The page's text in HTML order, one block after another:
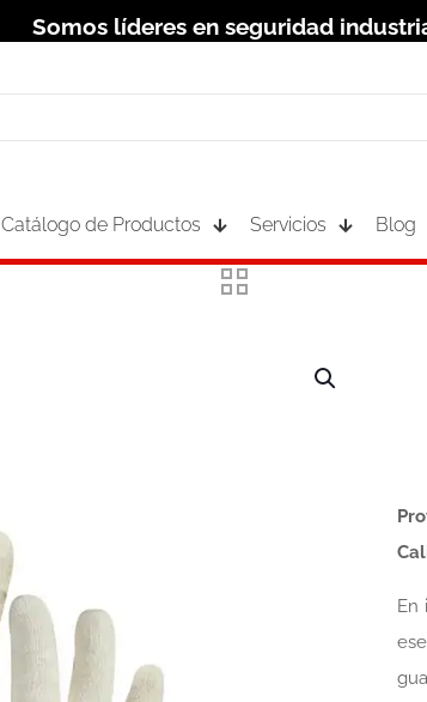
Somos líderes en seguridad
Catálogo de Productos Servicios Blog
En